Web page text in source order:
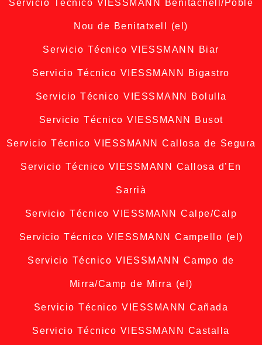
Servicio Técnico VIESSMANN Benitachell/Poble
Nou de Benitatxell (el)
Servicio Técnico VIESSMANN Biar
Servicio Técnico VIESSMANN Bigastro
Servicio Técnico VIESSMANN Bolulla
Servicio Técnico VIESSMANN Busot
Servicio Técnico VIESSMANN Callosa de Segura
Servicio Técnico VIESSMANN Callosa d’En
Sarrià
Servicio Técnico VIESSMANN Calpe/Calp
Servicio Técnico VIESSMANN Campello (el)
Servicio Técnico VIESSMANN Campo de
Mirra/Camp de Mirra (el)
Servicio Técnico VIESSMANN Cañada
Servicio Técnico VIESSMANN Castalla